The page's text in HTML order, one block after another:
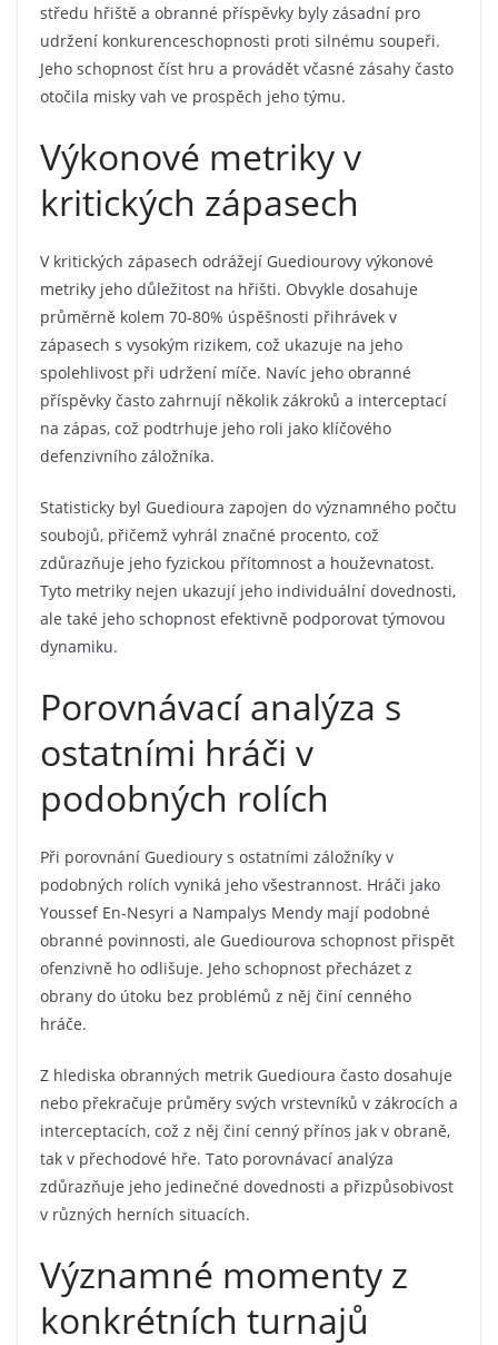
středu hřiště a obranné příspěvky byly zásadní pro
udržení konkurenceschopnosti proti silnému soupeři.
Jeho schopnost číst hru a provádět včasné zásahy často
otočila misky vah ve prospěch jeho týmu.
Výkonové metriky v
kritických zápasech
V kritických zápasech odrážejí Guediourovy výkonové
metriky jeho důležitost na hřišti. Obvykle dosahuje
průměrně kolem 70-80% úspěšnosti přihrávek v
zápasech s vysokým rizikem, což ukazuje na jeho
spolehlivost při udržení míče. Navíc jeho obranné
příspěvky často zahrnují několik zákroků a interceptací
na zápas, což podtrhuje jeho roli jako klíčového
defenzivního záložníka.
Statisticky byl Guedioura zapojen do významného počtu
soubojů, přičemž vyhrál značné procento, což
zdůrazňuje jeho fyzickou přítomnost a houževnatost.
Tyto metriky nejen ukazují jeho individuální dovednosti,
ale také jeho schopnost efektivně podporovat týmovou
dynamiku.
Porovnávací analýza s
ostatními hráči v
podobných rolích
Při porovnání Guedioury s ostatními záložníky v
podobných rolích vyniká jeho všestrannost. Hráči jako
Youssef En-Nesyri a Nampalys Mendy mají podobné
obranné povinnosti, ale Guediourova schopnost přispět
ofenzivně ho odlišuje. Jeho schopnost přecházet z
obrany do útoku bez problémů z něj činí cenného
hráče.
Z hlediska obranných metrik Guedioura často dosahuje
nebo překračuje průměry svých vrstevníků v zákrocích a
interceptacích, což z něj činí cenný přínos jak v obraně,
tak v přechodové hře. Tato porovnávací analýza
zdůrazňuje jeho jedinečné dovednosti a přizpůsobivost
v různých herních situacích.
Významné momenty z
konkrétních turnajů